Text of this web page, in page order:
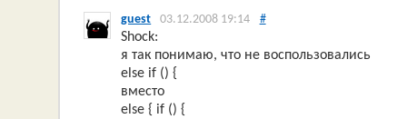
guest 03.12.2008 19:14 #
Shock:
я так понимаю, что не воспользовались
else if () {
вместо
else { if () {